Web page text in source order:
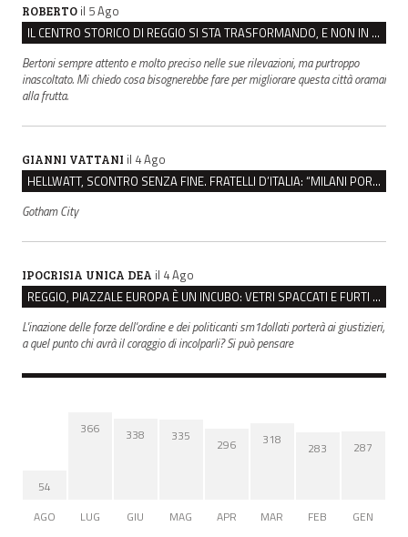
ROBERTO il 5 Ago
IL CENTRO STORICO DI REGGIO SI STA TRASFORMANDO, E NON IN MEGLIO
Bertoni sempre attento e molto preciso nelle sue rilevazioni, ma purtroppo
inascoltato. Mi chiedo cosa bisognerebbe fare per migliorare questa città oramai
alla frutta.
GIANNI VATTANI il 4 Ago
HELLWATT, SCONTRO SENZA FINE. FRATELLI D’ITALIA: “MILANI PORTA DOCUMENTI, DE FRANCO INSULTI”
Gotham City
IPOCRISIA UNICA DEA il 4 Ago
REGGIO, PIAZZALE EUROPA È UN INCUBO: VETRI SPACCATI E FURTI SULLE AUTO IN SOSTA
L'inazione delle forze dell'ordine e dei politicanti sm1dollati porterà ai giustizieri,
a quel punto chi avrà il coraggio di incolparli? Si può pensare
54
AGO
366
LUG
338
GIU
335
MAG
296
APR
318
MAR
283
FEB
287
GEN